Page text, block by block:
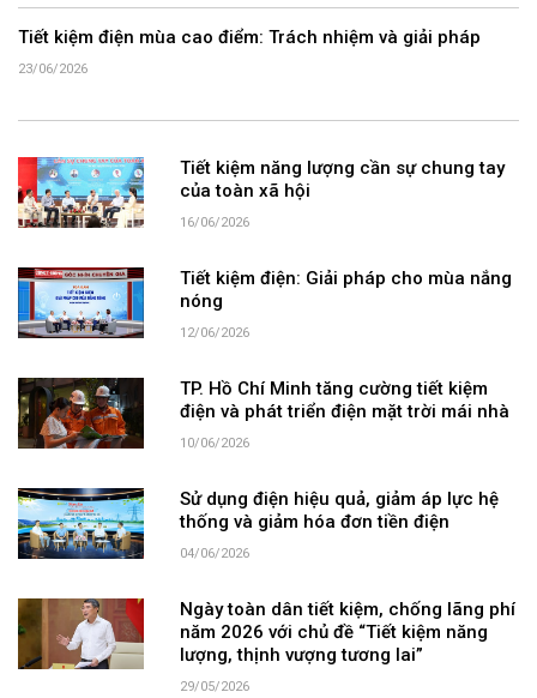
Tiết kiệm điện mùa cao điểm: Trách nhiệm và giải pháp
23/06/2026
Tiết kiệm năng lượng cần sự chung tay
của toàn xã hội
16/06/2026
Tiết kiệm điện: Giải pháp cho mùa nắng
nóng
12/06/2026
TP. Hồ Chí Minh tăng cường tiết kiệm
điện và phát triển điện mặt trời mái nhà
10/06/2026
Sử dụng điện hiệu quả, giảm áp lực hệ
thống và giảm hóa đơn tiền điện
04/06/2026
Ngày toàn dân tiết kiệm, chống lãng phí
năm 2026 với chủ đề “Tiết kiệm năng
lượng, thịnh vượng tương lai”
29/05/2026